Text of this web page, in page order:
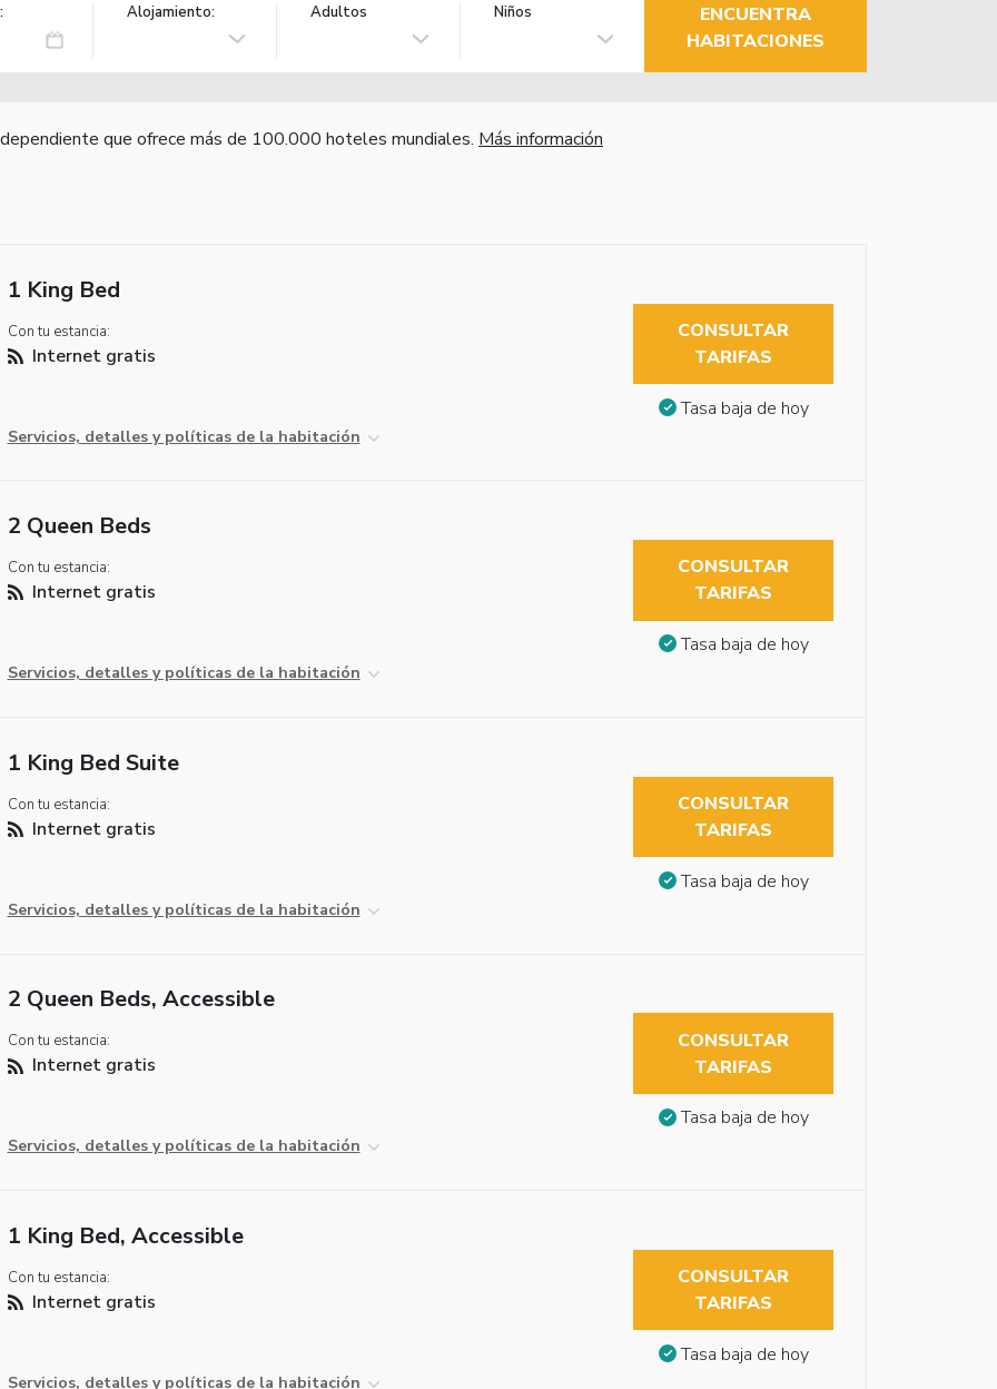
Alojamiento: Adultos Niños
ENCUENTRA
HABITACIONES
que ofrece más de 100.000 hoteles mundiales. Más información
1 King Bed
Con tu estancia:
Internet gratis
Servicios, detalles y políticas de la habitación
CONSULTAR
TARIFAS
Tasa baja de hoy
2 Queen Beds
Con tu estancia:
Internet gratis
Servicios, detalles y políticas de la habitación
CONSULTAR
TARIFAS
Tasa baja de hoy
1 King Bed Suite
Con tu estancia:
Internet gratis
Servicios, detalles y políticas de la habitación
CONSULTAR
TARIFAS
Tasa baja de hoy
2 Queen Beds, Accessible
Con tu estancia:
Internet gratis
Servicios, detalles y políticas de la habitación
CONSULTAR
TARIFAS
Tasa baja de hoy
1 King Bed, Accessible
Con tu estancia:
Internet gratis
Servicios, detalles y políticas de la habitación
CONSULTAR
TARIFAS
Tasa baja de hoy